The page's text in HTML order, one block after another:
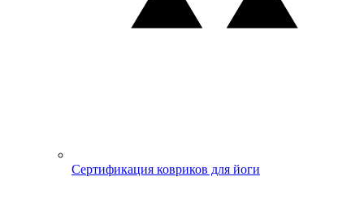
Сертификация ковриков для йоги